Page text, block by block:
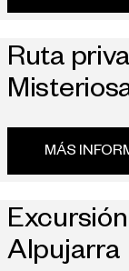
Ruta
MÁS
Alpujarra